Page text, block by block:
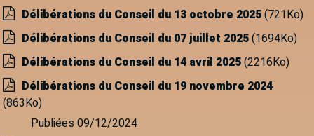
Délibérations du Conseil du 13 octobre 2025(721Ko)
Délibérations du Conseil du 07 juillet 2025(1694Ko)
Délibérations du Conseil du 14 avril 2025(2216Ko)
Délibérations du Conseil du 19 novembre 2024
(863Ko)
Publiées 09/12/2024